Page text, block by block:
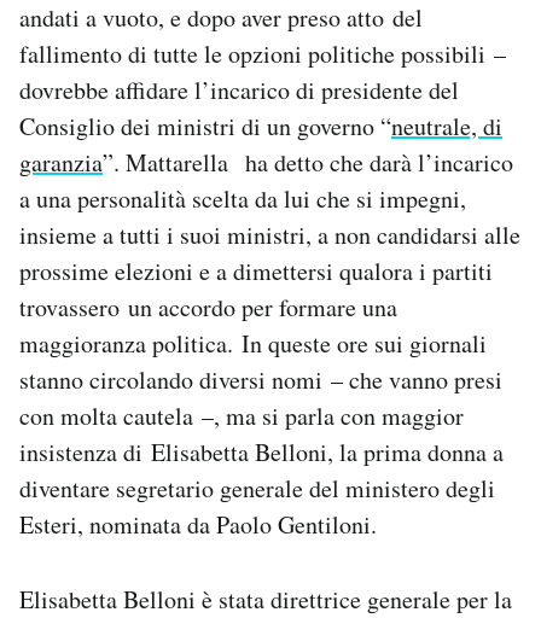
AREA PERSONALE
Area Personale
Newsletter
Notifiche mobile
Regala il Post
Esci
andati a vuoto, e dopo aver preso atto del
fallimento di tutte le opzioni politiche possibili –
dovrebbe affidare l’incarico di presidente del
Consiglio dei ministri di un governo “neutrale, di
garanzia”. Mattarella ha detto che darà l’incarico
a una personalità scelta da lui che si impegni,
insieme a tutti i suoi ministri, a non candidarsi alle
prossime elezioni e a dimettersi qualora i partiti
trovassero un accordo per formare una
maggioranza politica. In queste ore sui giornali
stanno circolando diversi nomi – che vanno presi
con molta cautela –, ma si parla con maggior
insistenza di Elisabetta Belloni, la prima donna a
diventare segretario generale del ministero degli
Esteri, nominata da Paolo Gentiloni.
Elisabetta Belloni è stata direttrice generale per la